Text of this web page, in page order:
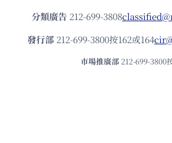
分類廣告 212-699-3808
發⾏部 212-699-3800按162或164
市場推廣部 212-699-3800